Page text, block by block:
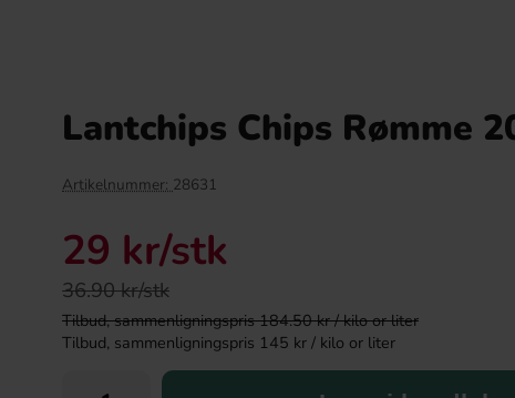
Lantchips Chips Rømme
Artikelnummer: 28631
29 kr/stk
36.90 kr/stk
Tilbud, sammenligningspris 184.50 kr / kilo or liter
Tilbud, sammenligningspris 145 kr / kilo or liter